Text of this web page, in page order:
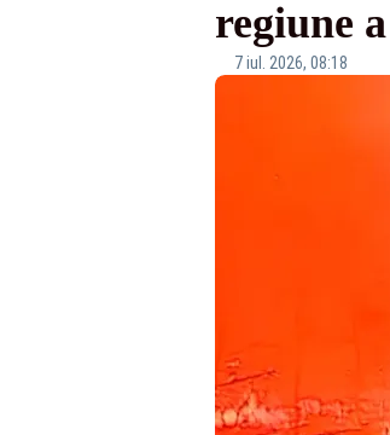
regiune
7 iul. 2026, 08:18